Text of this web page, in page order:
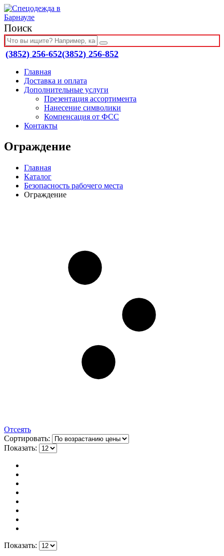
Поиск
(3852) 256-652(3852) 256-852
Главная
Доставка и оплата
Дополнительные услуги
Презентация ассортимента
Нанесение символики
Компенсация от ФСС
Контакты
Ограждение
Главная
Каталог
Безопасность рабочего места
Ограждение
Отсеять
Сортировать:
Показать:
Показать: